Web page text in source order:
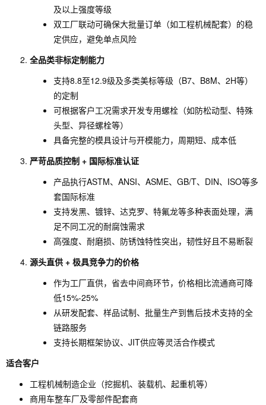
及以上强度等级
双工厂联动可确保大批量订单（如工程机械配套）的稳
定供应，避免单点风险
全品类非标定制能力
支持8.8至12.9级及多类美标等级（B7、B8M、2H等）
的定制
可根据客户工况需求开发专用螺栓（如防松动型、特殊
头型、异径螺栓等）
具备完整的模具设计与开模能力，周期短、成本低
严苛品质控制 + 国际标准认证
产品执行ASTM、ANSI、ASME、GB/T、DIN、ISO等多
套国际标准
支持发黑、镀锌、达克罗、特氟龙等多种表面处理，满
足不同工况的耐腐蚀需求
高强度、耐磨损、防锈蚀特性突出，韧性好且不易断裂
源头直供 + 极具竞争力的价格
作为工厂直供，省去中间商环节，价格相比流通商可降
低15%-25%
从研发配套、样品试制、批量生产到售后技术支持的全
链路服务
支持长期框架协议、JIT供应等灵活合作模式
适合客户
工程机械制造企业（挖掘机、装载机、起重机等）
商用车整车厂及零部件配套商